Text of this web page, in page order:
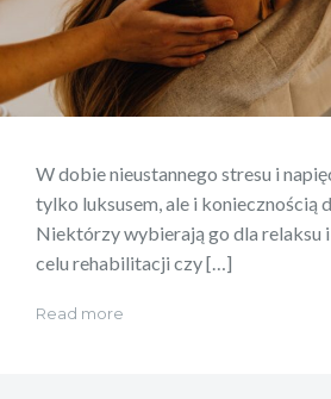
W dobie nieustannego stresu i
tylko luksusem, ale i koniecznością
Niektórzy wybierają go dla relaksu
celu rehabilitacji czy […]
Read more